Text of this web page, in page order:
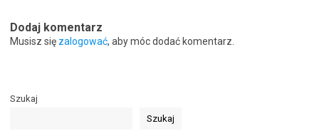
Dodaj komentarz
Musisz się zalogować, aby móc dodać komentarz.
Szukaj
Szukaj